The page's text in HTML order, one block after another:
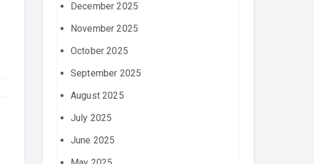
December 2025
November 2025
October 2025
September 2025
August 2025
July 2025
June 2025